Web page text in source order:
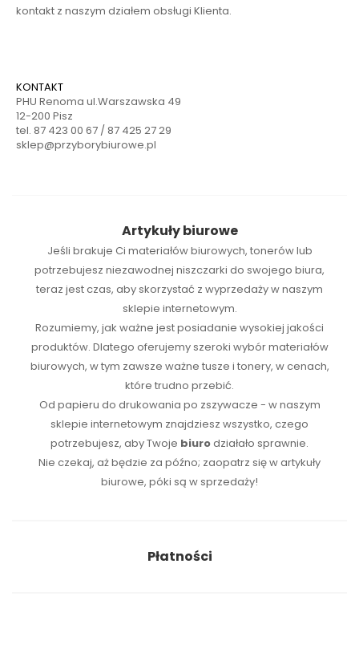
kontakt z naszym działem obsługi Klienta.
KONTAKT
PHU Renoma ul.Warszawska 49
12-200 Pisz
tel. 87 423 00 67 / 87 425 27 29
sklep@przyborybiurowe.pl
Artykuły biurowe
Jeśli brakuje Ci materiałów biurowych, tonerówlub
potrzebujesz niezawodnej niszczarki do swojego biura,
teraz jest czas, aby skorzystać z wyprzedaży w naszym
sklepie internetowym.
Rozumiemy, jak ważne jest posiadanie wysokiej jakości
produktów. Dlatego oferujemy szeroki wybór materiałów
biurowych, w tym zawsze ważne tusze i tonery, w cenach,
które trudno przebić.
Od papieru do drukowania po zszywacze - w naszym
sklepie internetowym znajdziesz wszystko, czego
potrzebujesz, aby Twoje biurodziałało sprawnie.
Nie czekaj, aż będzie za późno; zaopatrz się w artykuły
biurowe, póki są w sprzedaży!
Płatności